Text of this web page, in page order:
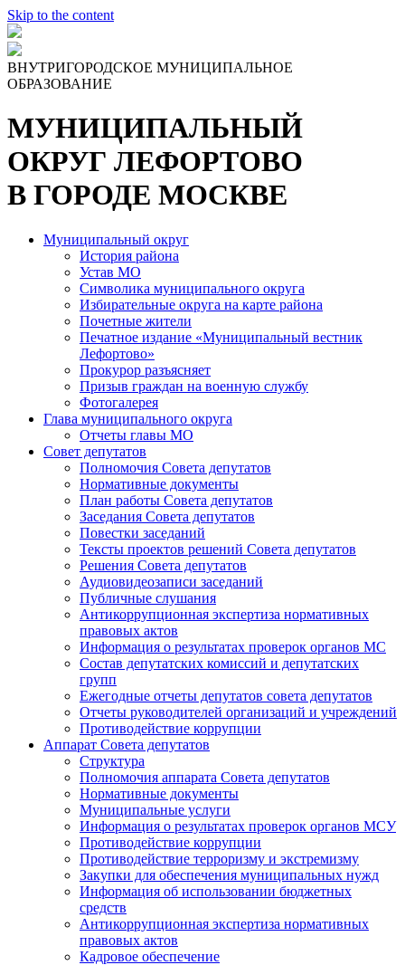
Skip to the content
ВНУТРИГОРОДСКОЕ МУНИЦИПАЛЬНОЕ
ОБРАЗОВАНИЕ
МУНИЦИПАЛЬНЫЙ
ОКРУГ ЛЕФОРТОВО
В ГОРОДЕ МОСКВЕ
Муниципальный округ
История района
Устав МО
Символика муниципального округа
Избирательные округа на карте района
Почетные жители
Печатное издание «Муниципальный вестник
Лефортово»
Прокурор разъясняет
Призыв граждан на военную службу
Фотогалерея
Глава муниципального округа
Отчеты главы МО
Совет депутатов
Полномочия Совета депутатов
Нормативные документы
План работы Совета депутатов
Заседания Cовета депутатов
Повестки заседаний
Тексты проектов решений Совета депутатов
Решения Совета депутатов
Аудиовидеозаписи заседаний
Публичные слушания
Антикоррупционная экспертиза нормативных
правовых актов
Информация о результатах проверок органов МС
Состав депутатских комиссий и депутатских
групп
Ежегодные отчеты депутатов совета депутатов
Отчеты руководителей организаций и учреждений
Противодействие коррупции
Аппарат Совета депутатов
Структура
Полномочия аппарата Совета депутатов
Нормативные документы
Муниципальные услуги
Информация о результатах проверок органов МСУ
Противодействие коррупции
Противодействие терроризму и экстремизму
Закупки для обеспечения муниципальных нужд
Информация об использовании бюджетных
средств
Антикоррупционная экспертиза нормативных
правовых актов
Кадровое обеспечение